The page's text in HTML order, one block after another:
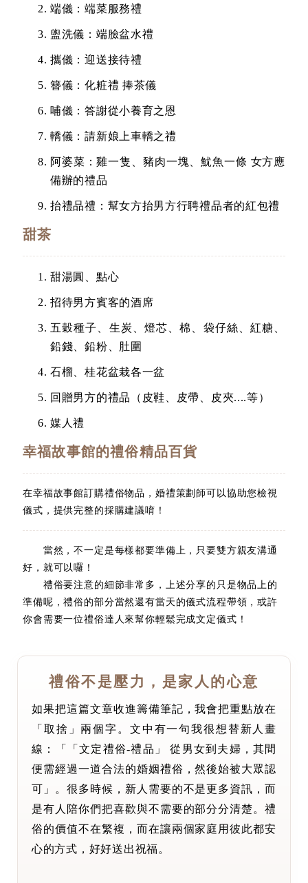
端儀：端菜服務禮
盥洗儀：端臉盆水禮
攜儀：迎送接待禮
簪儀：化粧禮 捧茶儀
哺儀：答謝從小養育之恩
轎儀：請新娘上車轎之禮
阿婆菜：雞一隻、豬肉一塊、魷魚一條 女方應
備辦的禮品
抬禮品禮：幫女方抬男方行聘禮品者的紅包禮
甜茶
甜湯圓、點心
招待男方賓客的酒席
五穀種子、生炭、燈芯、棉、袋仔絲、紅糖、
鉛錢、鉛粉、肚圍
石榴、桂花盆栽各一盆
回贈男方的禮品（皮鞋、皮帶、皮夾....等）
媒人禮
幸福故事館的禮俗精品百貨
在幸福故事館訂購禮俗物品，婚禮策劃師可以協助您檢視
儀式，提供完整的採購建議唷！
當然，不一定是每樣都要準備上，只要雙方親友溝通
好，就可以囉！
禮俗要注意的細節非常多，上述分享的只是物品上的
準備呢，禮俗的部分當然還有當天的儀式流程帶領，或許
你會需要一位禮俗達人來幫你輕鬆完成文定儀式！
禮俗不是壓力，是家人的心意
如果把這篇文章收進籌備筆記，我會把重點放在
「取捨」兩個字。文中有一句我很想替新人畫
線：「「文定禮俗-禮品」 從男女到夫婦，其間
便需經過一道合法的婚姻禮俗，然後始被大眾認
可」。很多時候，新人需要的不是更多資訊，而
是有人陪你們把喜歡與不需要的部分分清楚。禮
俗的價值不在繁複，而在讓兩個家庭用彼此都安
心的方式，好好送出祝福。